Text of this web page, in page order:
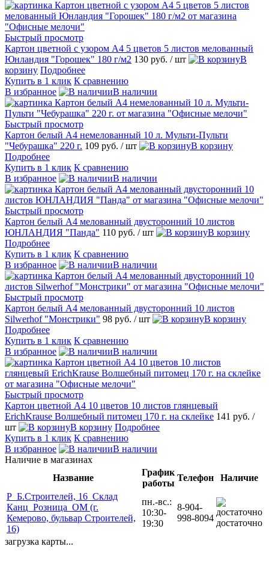
Быстрый просмотр
Картон цветной с узором А4 5 цветов 5 листов мелованный
Юнландия "Горошек" 180 г/м2 130 руб. / шт
В
корзину Подробнее
Купить в 1 клик К сравнению
В избранное
В наличии
Быстрый просмотр
Картон белый А4 немелованный 10 л. Мульти-Пульти
"Чебурашка" 220 г. 109 руб. / шт
В корзину
Подробнее
Купить в 1 клик К сравнению
В избранное
В наличии
Быстрый просмотр
Картон белый А4 мелованный двусторонний 10 листов
ЮНЛАНДИЯ "Панда" 110 руб. / шт
В корзину
Подробнее
Купить в 1 клик К сравнению
В избранное
В наличии
Быстрый просмотр
Картон белый А4 мелованный двусторонний 10 листов
Silwerhof "Монстрики" 98 руб. / шт
В корзину
Подробнее
Купить в 1 клик К сравнению
В избранное
В наличии
Быстрый просмотр
Картон цветной А4 10 цветов 10 листов глянцевый
ErichKrause Волшебный питомец 170 г. на склейке 141 руб. /
шт
В корзину Подробнее
Купить в 1 клик К сравнению
В избранное
В наличии
Наличие в магазинах
Название
График
работы
Телефон
Наличие
Р_Б.Строителей, 16_Склад
Канц_Розница_ОМ (г.
Кемерово, бульвар Строителей,
16)
пн.-вс.:
10:30-
19:30
8-904-
998-8094 достаточно
загрузка карты...